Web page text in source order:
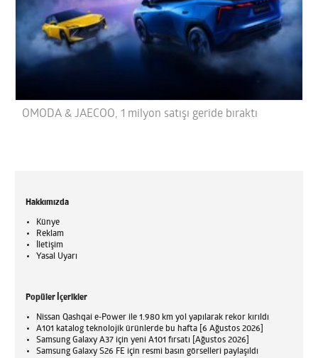
OMODA & JAECOO, 1 milyon satışı geride bıraktı
Hakkımızda
Künye
Reklam
İletişim
Yasal Uyarı
Popüler İçerikler
Nissan Qashqai e-Power ile 1.980 km yol yapılarak rekor kırıldı
A101 katalog teknolojik ürünlerde bu hafta [6 Ağustos 2026]
Samsung Galaxy A37 için yeni A101 fırsatı [Ağustos 2026]
Samsung Galaxy S26 FE için resmi basın görselleri paylaşıldı